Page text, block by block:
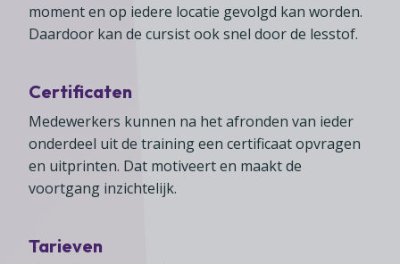
moment en op iedere locatie gevolgd kan worden.
Daardoor kan de cursist ook snel door de lesstof.
Certificaten
Medewerkers kunnen na het afronden van ieder
onderdeel uit de training een certificaat opvragen
en uitprinten. Dat motiveert en maakt de
voortgang inzichtelijk.
Tarieven